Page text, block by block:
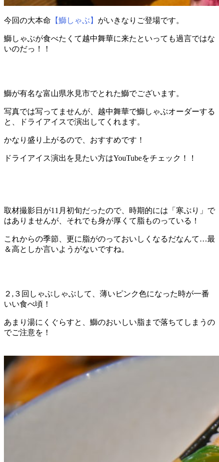
今回の大本命 【鰤しゃぶ】 がいきなりご登場です。
鰤しゃぶが食べたくて越中舞華に来たといっても過言ではな
いのだっ！！
鰤が有名な富山県氷見市でとれた鰤でございます。
写真では写ってませんが、越中舞華で鰤しゃぶオーダーする
と、ドライアイスで演出してくれます。
かなり盛り上がるので、おすすめです！
ドライアイス演出を見たい方はYouTubeをチェック！！
取材撮影日が11月初旬だったので、時期的には「寒ぶり」で
はありませんが、それでも身が厚くて脂ものっている！
これからの季節、更に脂がのっておいしくなるだなんて…最
＆高としか言いようがないですね。
２,３回しゃぶしゃぶして、薄いピンク色になった時が一番
いい食べ頃！
あまり湯にくぐらすと、鰤のおいしい脂まで落ちてしまうの
でご注意を！